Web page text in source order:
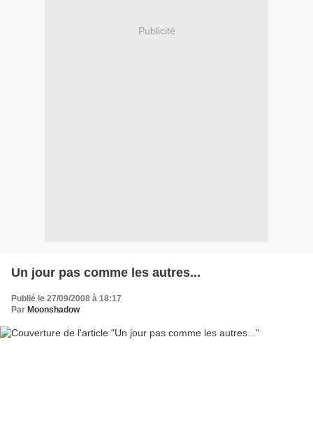
Publicité
Un jour pas comme les autres...
Publié le 27/09/2008 à 18:17
Par Moonshadow